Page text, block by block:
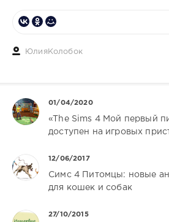
ЮлияКолобок
01/04/2020
«The Sims 4 Мой первый
доступен на игровых
12/06/2017
Симс 4 Питомцы: новые
для кошек и собак
27/10/2015